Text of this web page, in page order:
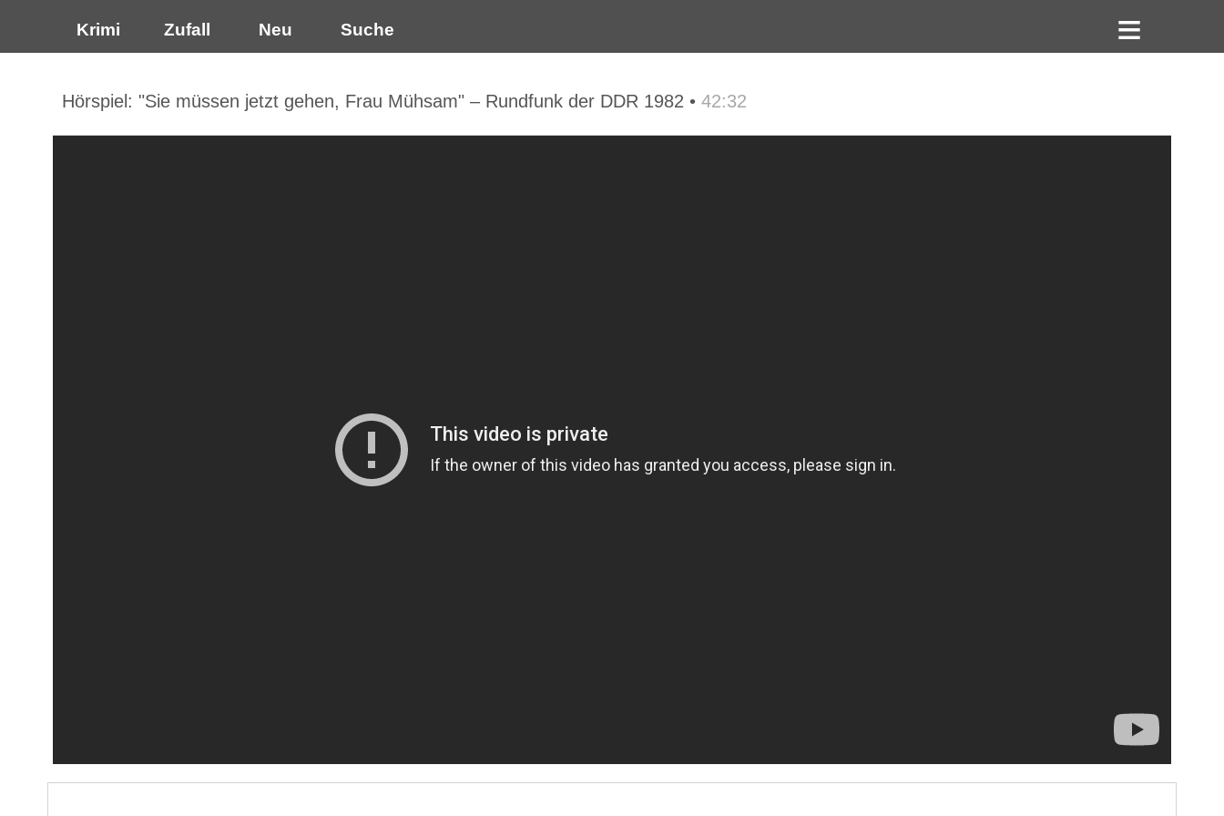
Krimi Zufall Neu Suche
Hörspiel: "Sie müssen jetzt gehen, Frau Mühsam" – Rundfunk der DDR 1982 • 42:32